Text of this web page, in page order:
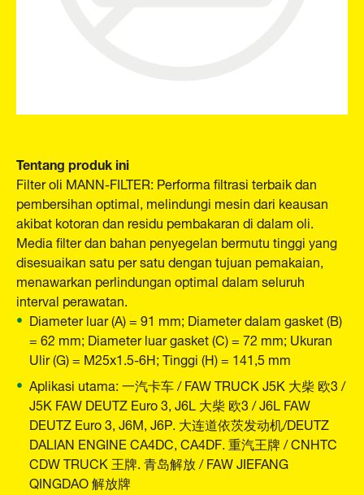
Tentang produk ini
Filter oli MANN-FILTER: Performa filtrasi terbaik dan
pembersihan optimal, melindungi mesin dari keausan
akibat kotoran dan residu pembakaran di dalam oli.
Media filter dan bahan penyegelan bermutu tinggi yang
disesuaikan satu per satu dengan tujuan pemakaian,
menawarkan perlindungan optimal dalam seluruh
interval perawatan.
Diameter luar (A) = 91 mm; Diameter dalam gasket (B)
= 62 mm; Diameter luar gasket (C) = 72 mm; Ukuran
Ulir (G) = M25x1.5-6H; Tinggi (H) = 141,5 mm
Aplikasi utama: 一汽卡车 / FAW TRUCK J5K 大柴 欧3 /
J5K FAW DEUTZ Euro 3, J6L 大柴 欧3 / J6L FAW
DEUTZ Euro 3, J6M, J6P. 大连道依茨发动机/DEUTZ
DALIAN ENGINE CA4DC, CA4DF. 重汽王牌 / CNHTC
CDW TRUCK 王牌. 青岛解放 / FAW JIEFANG
QINGDAO 解放牌